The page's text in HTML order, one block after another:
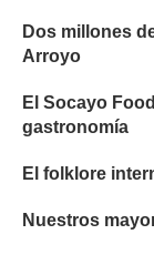
Dos millones
Arroyo
El Socayo
gastronomía
El folklore
Nuestros